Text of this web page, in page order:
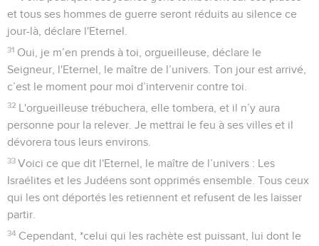
et tous ses hommes de guerre seront réduits au silence ce
jour-là, déclare l'Eternel.
31 Oui, je m’en prends à toi, orgueilleuse, déclare le
Seigneur, l'Eternel, le maître de l’univers. Ton jour est arrivé,
c’est le moment pour moi d’intervenir contre toi.
32 L'orgueilleuse trébuchera, elle tombera, et il n’y aura
personne pour la relever. Je mettrai le feu à ses villes et il
dévorera tous leurs environs.
33 Voici ce que dit l'Eternel, le maître de l’univers : Les
Israélites et les Judéens sont opprimés ensemble. Tous ceux
qui les ont déportés les retiennent et refusent de les laisser
partir.
34 Cependant, *celui qui les rachète est puissant, lui dont le